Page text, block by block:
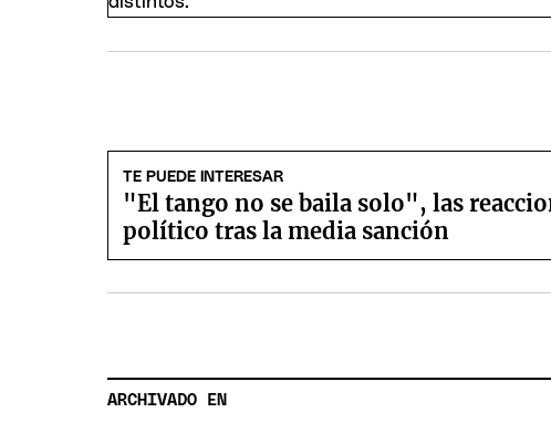
TE PUEDE INTERESAR
"El tango no se baila solo", las
político tras la media sanción
ARCHIVADO EN